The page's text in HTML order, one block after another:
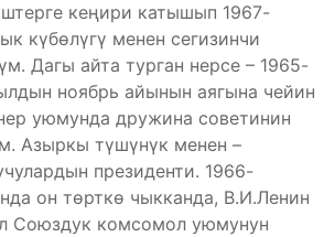
кеңири катышып 1967-
күбөлүгү менен сегизинчи
Дагы айта турган нерсе – 1965-
ноябрь айынын аягына чейин
уюмунда дружина советинин
Азыркы түшүнүк менен –
президенти. 1966-
он төрткө чыкканда, В.И.Ленин
Союздук комсомол уюмунун